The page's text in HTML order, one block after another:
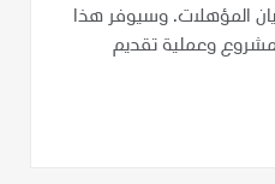
المؤهلات. وسيوفر هذا
وعملية تقديم